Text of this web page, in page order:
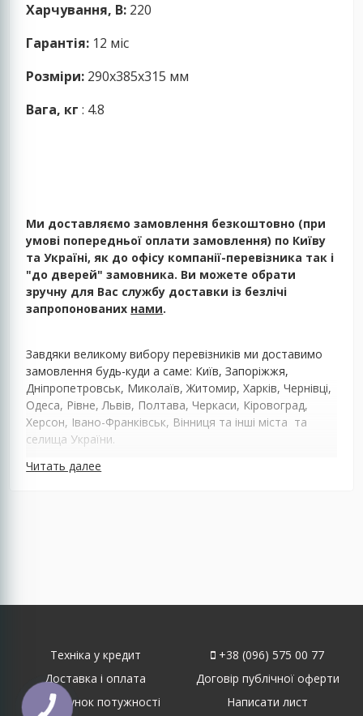
Харчування, В: 220
Гарантія: 12 міс
Розміри: 290x385x315 мм
Вага, кг : 4.8
Ми доставляємо замовлення безкоштовно (при
умові попередньої оплати замовлення) по Київу
та Україні, як до офісу компанії-перевізника так і
"до дверей" замовника. Ви можете обрати
зручну для Вас службу доставки із безлічі
запропонованих нами.
Завдяки великому вибору перевізників ми доставимо
замовлення будь-куди а саме: Київ, Запоріжжя,
Дніпропетровськ, Миколаїв, Житомир, Харків, Чернівці,
Одеса, Рівне, Львів, Полтава, Черкаси, Кіровоград,
Херсон, Івано-Франківськ, Вінниця та інші міста та
селища України.
Читать далее
Техніка у кредит
Доставка і оплата
Розрахунок потужності
+38 (096) 575 00 77
Договір публічної оферти
Написати лист
КНОПКА
ЗВ'ЯЗКУ